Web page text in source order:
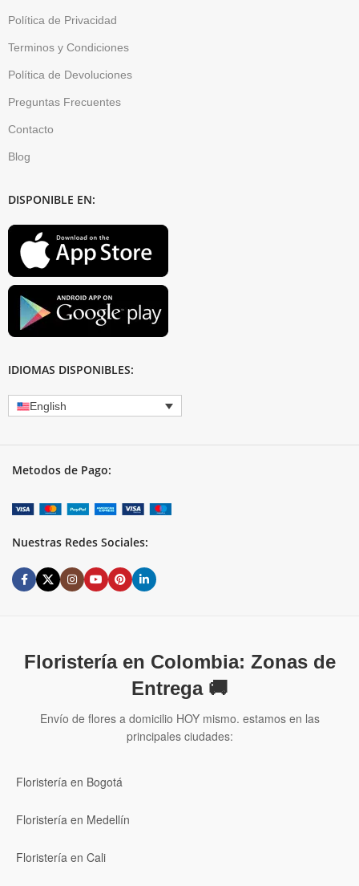
Política de Privacidad
Terminos y Condiciones
Política de Devoluciones
Preguntas Frecuentes
Contacto
Blog
DISPONIBLE EN:
IDIOMAS DISPONIBLES:
English
Metodos de Pago:
Nuestras Redes Sociales:
Floristería en Colombia: Zonas de
Entrega 🚚
Envío de flores a domicilio HOY mismo. estamos en las
principales ciudades:
Floristería en Bogotá
Floristería en Medellín
Floristería en Cali